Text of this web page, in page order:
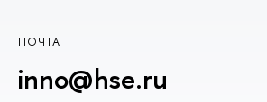
ПОЧТА
inno@hse.ru